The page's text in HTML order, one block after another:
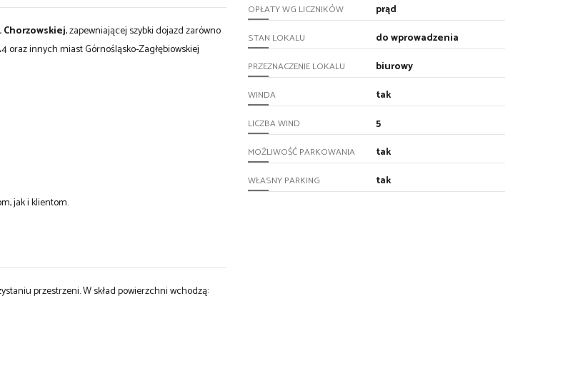
Chorzowskiej, zapewniającej szybki dojazd zarówno
oraz innych miast Górnośląsko-Zagłębiowskiej
jak i klientom.
przestrzeni. W skład powierzchni wchodzą:
OPŁATY WG LICZNIKÓW prąd
STAN LOKALU do wprowadzenia
PRZEZNACZENIE LOKALU biurowy
WINDA tak
LICZBA WIND 5
MOŻLIWOŚĆ PARKOWANIA tak
WŁASNY PARKING tak